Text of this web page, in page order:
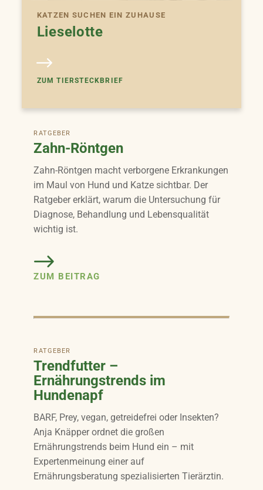
KATZEN SUCHEN EIN ZUHAUSE
Lieselotte
ZUM TIERSTECKBRIEF
RATGEBER
Zahn-Röntgen
Zahn-Röntgen macht verborgene Erkrankungen
im Maul von Hund und Katze sichtbar. Der
Ratgeber erklärt, warum die Untersuchung für
Diagnose, Behandlung und Lebensqualität
wichtig ist.
ZUM BEITRAG
RATGEBER
Trendfutter –
Ernährungstrends im
Hundenapf
BARF, Prey, vegan, getreidefrei oder Insekten?
Anja Knäpper ordnet die großen
Ernährungstrends beim Hund ein – mit
Expertenmeinung einer auf
Ernährungsberatung spezialisierten Tierärztin.